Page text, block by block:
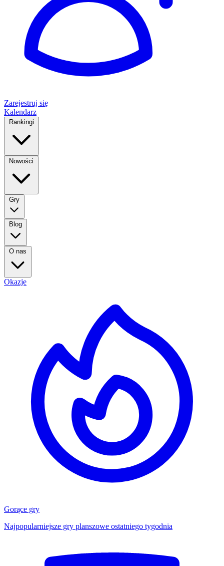
Zarejestruj się
Kalendarz
Rankingi
Nowości
Gry
Blog
O nas
Okazje
Gorące gry
Najpopularniejsze gry planszowe ostatniego tygodnia